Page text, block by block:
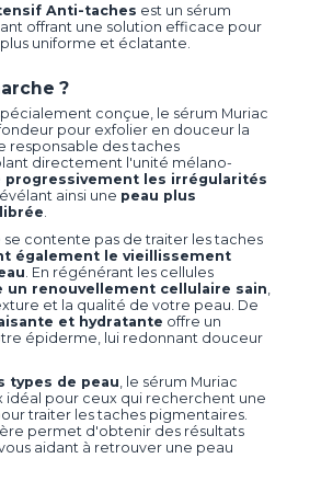
Anti-taches est un sérum
offrant une solution efficace pour
uniforme et éclatante.
?
conçue, le sérum Muriac
pour exfolier en douceur la
responsable des taches
directement l'unité mélano-
progressivement les irrégularités
ainsi une peau plus
.
se contente pas de traiter les taches
également le vieillissement
. En régénérant les cellules
un renouvellement cellulaire sain,
et la qualité de votre peau. De
et hydratante offre un
épiderme, lui redonnant douceur
types de peau, le sérum Muriac
idéal pour ceux qui recherchent une
traiter les taches pigmentaires.
permet d'obtenir des résultats
aidant à retrouver une peau